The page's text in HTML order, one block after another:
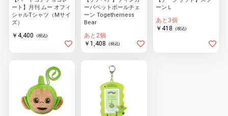
ート】月刊 ムー オフィ
シャルTシャツ（Mサイ
ズ）
￥4,400 (税込)
ーパペットボールチェ
ーン Togetherness
Bear
あと2個
￥1,408
(税込)
ーンＬ
あと3個
￥418
(税込)